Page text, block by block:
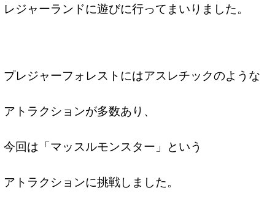
レジャーランドに遊びに行ってまいりました。
プレジャーフォレストにはアスレチックのような
アトラクションが多数あり、
今回は「マッスルモンスター」という
アトラクションに挑戦しました。